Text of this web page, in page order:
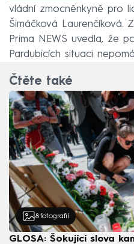
vládní zmocněnkyně pro
Šimáčková Laurenčíková.
Prima NEWS uvedla, že
Pardubicích situaci
Čtěte také
8 fotografií
GLOSA: Šokující slova